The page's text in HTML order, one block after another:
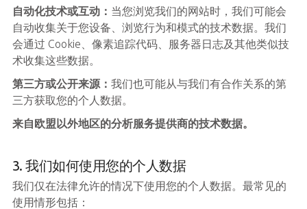
自动化技术或互动： 当您浏览我们的网站时，我们可能会
自动收集关于您设备、浏览行为和模式的技术数据。我们
会通过 Cookie、像素追踪代码、服务器日志及其他类似技
术收集这些数据。
第三方或公开来源： 我们也可能从与我们有合作关系的第
三方获取您的个人数据。
来自欧盟以外地区的分析服务提供商的技术数据。
3. 我们如何使用您的个人数据
我们仅在法律允许的情况下使用您的个人数据。最常见的
使用情形包括：